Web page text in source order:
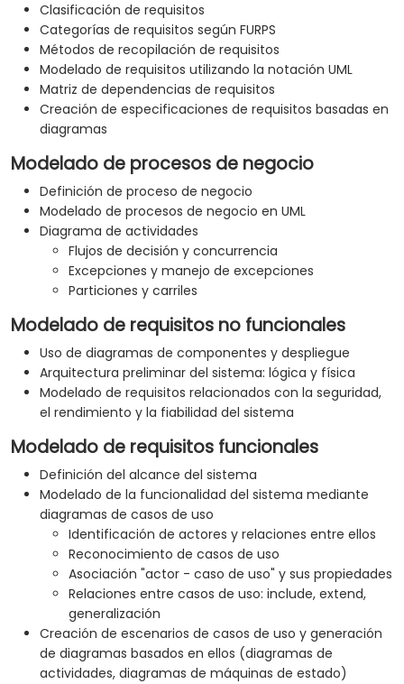
Clasificación de requisitos
Categorías de requisitos según FURPS
Métodos de recopilación de requisitos
Modelado de requisitos utilizando la notación UML
Matriz de dependencias de requisitos
Creación de especificaciones de requisitos basadas en
diagramas
Modelado de procesos de negocio
Definición de proceso de negocio
Modelado de procesos de negocio en UML
Diagrama de actividades
Flujos de decisión y concurrencia
Excepciones y manejo de excepciones
Particiones y carriles
Modelado de requisitos no funcionales
Uso de diagramas de componentes y despliegue
Arquitectura preliminar del sistema: lógica y física
Modelado de requisitos relacionados con la seguridad,
el rendimiento y la fiabilidad del sistema
Modelado de requisitos funcionales
Definición del alcance del sistema
Modelado de la funcionalidad del sistema mediante
diagramas de casos de uso
Identificación de actores y relaciones entre ellos
Reconocimiento de casos de uso
Asociación "actor - caso de uso" y sus propiedades
Relaciones entre casos de uso: include, extend,
generalización
Creación de escenarios de casos de uso y generación
de diagramas basados en ellos (diagramas de
actividades, diagramas de máquinas de estado)